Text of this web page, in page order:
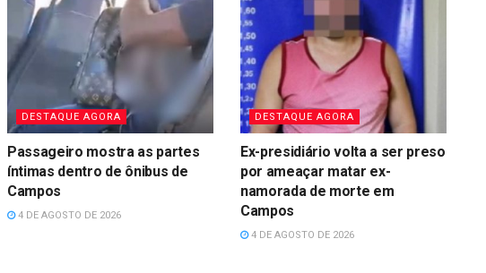
DESTAQUE AGORA
Passageiro mostra as partes
íntimas dentro de ônibus de
Campos
4 DE AGOSTO DE 2026
DESTAQUE AGORA
Ex-presidiário volta a ser preso
por ameaçar matar ex-
namorada de morte em
Campos
4 DE AGOSTO DE 2026